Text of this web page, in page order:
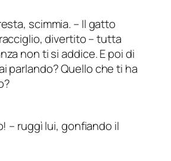
scimmia. – Il gatto
divertito – tutta
non ti si addice. E poi di
parlando? Quello che ti ha
– ruggì lui, gonfiando il